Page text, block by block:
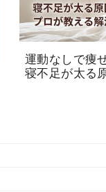
運動なしで痩
寝不足が太る